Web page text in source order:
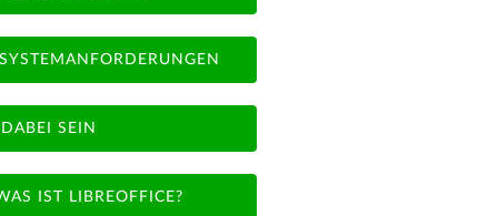
SYSTEMANFORDERUNGEN
DABEI SEIN
IST LIBREOFFICE?